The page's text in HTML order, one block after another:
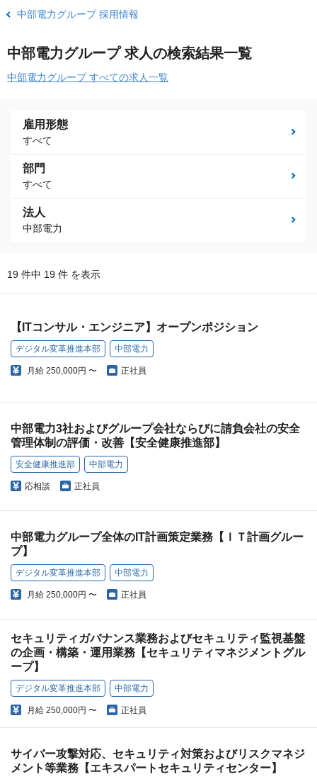
中部電力グループ 採用情報
中部電力グループ 求人の検索結果一覧
中部電力グループ すべての求人一覧
雇用形態
すべて
部門
すべて
法人
中部電力
19 件中 19 件 を表示
【ITコンサル・エンジニア】オープンポジション
デジタル変革推進本部 中部電力
月給 250,000円 〜 正社員
中部電力3社およびグループ会社ならびに請負会社の安全
管理体制の評価・改善【安全健康推進部】
安全健康推進部 中部電力
応相談 正社員
中部電力グループ全体のIT計画策定業務【ＩＴ計画グルー
プ】
デジタル変革推進本部 中部電力
月給 250,000円 〜 正社員
セキュリティガバナンス業務およびセキュリティ監視基盤
の企画・構築・運用業務【セキュリティマネジメントグル
ープ】
デジタル変革推進本部 中部電力
月給 250,000円 〜 正社員
サイバー攻撃対応、セキュリティ対策およびリスクマネジ
メント等業務【エキスパートセキュリティセンター】